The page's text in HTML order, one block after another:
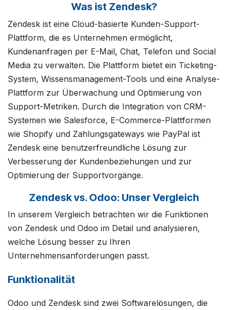
Was ist Zendesk?
Zendesk ist eine Cloud-basierte Kunden-Support-
Plattform, die es Unternehmen ermöglicht,
Kundenanfragen per E-Mail, Chat, Telefon und Social
Media zu verwalten. Die Plattform bietet ein Ticketing-
System, Wissensmanagement-Tools und eine Analyse-
Plattform zur Überwachung und Optimierung von
Support-Metriken. Durch die Integration von CRM-
Systemen wie Salesforce, E-Commerce-Plattformen
wie Shopify und Zahlungsgateways wie PayPal ist
Zendesk eine benutzerfreundliche Lösung zur
Verbesserung der Kundenbeziehungen und zur
Optimierung der Supportvorgänge.
Zendesk vs. Odoo: Unser Vergleich
In unserem Vergleich betrachten wir die Funktionen
von Zendesk und Odoo im Detail und analysieren,
welche Lösung besser zu Ihren
Unternehmensanforderungen passt.
Funktionalität
Odoo und Zendesk sind zwei Softwarelösungen, die